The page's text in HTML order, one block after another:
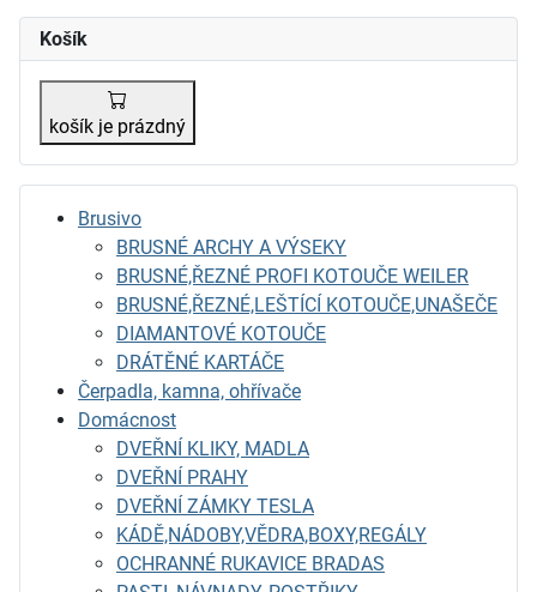
Košík
košík je prázdný
Brusivo
BRUSNÉ ARCHY A VÝSEKY
BRUSNÉ,ŘEZNÉ PROFI KOTOUČE WEILER
BRUSNÉ,ŘEZNÉ,LEŠTÍCÍ KOTOUČE,UNAŠEČE
DIAMANTOVÉ KOTOUČE
DRÁTĚNÉ KARTÁČE
Čerpadla, kamna, ohřívače
Domácnost
DVEŘNÍ KLIKY, MADLA
DVEŘNÍ PRAHY
DVEŘNÍ ZÁMKY TESLA
KÁDĚ,NÁDOBY,VĚDRA,BOXY,REGÁLY
OCHRANNÉ RUKAVICE BRADAS